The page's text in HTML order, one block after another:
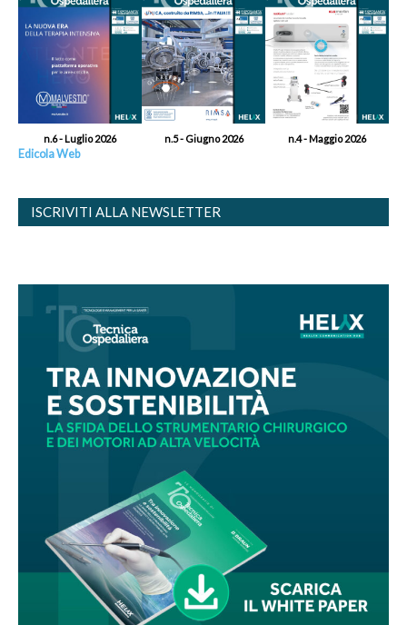
n.6 - Luglio 2026 n.5 - Giugno 2026 n.4 - Maggio 2026
Edicola Web
ISCRIVITI ALLA NEWSLETTER